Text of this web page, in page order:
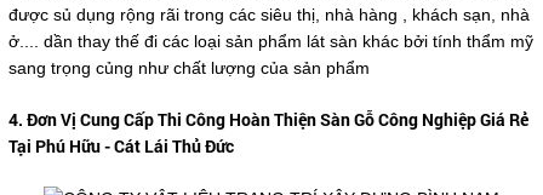
được sủ dụng rộng rãi trong các siêu thị, nhà hàng , khách sạn, nhà
ở.... dần thay thế đi các loại sản phẩm lát sàn khác bởi tính thẩm mỹ
sang trọng củng như chất lượng của sản phẩm
4. Đơn Vị Cung Cấp Thi Công Hoàn Thiện Sàn Gỗ Công Nghiệp Giá Rẻ
Tại Phú Hữu - Cát Lái Thủ Đức